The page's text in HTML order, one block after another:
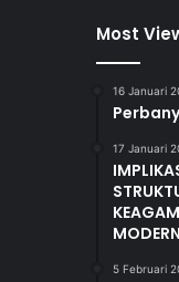
Most
16 Januari
17 Januari
MODERN
5 Februari